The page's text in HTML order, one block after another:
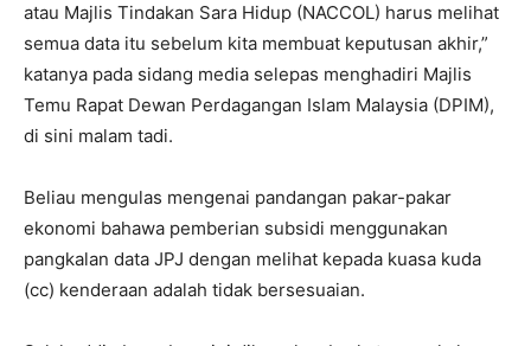
atau Majlis Tindakan Sara Hidup (NACCOL) harus melihat
semua data itu sebelum kita membuat keputusan akhir,”
katanya pada sidang media selepas menghadiri Majlis
Temu Rapat Dewan Perdagangan Islam Malaysia (DPIM),
di sini malam tadi.
Beliau mengulas mengenai pandangan pakar-pakar
ekonomi bahawa pemberian subsidi menggunakan
pangkalan data JPJ dengan melihat kepada kuasa kuda
(cc) kenderaan adalah tidak bersesuaian.